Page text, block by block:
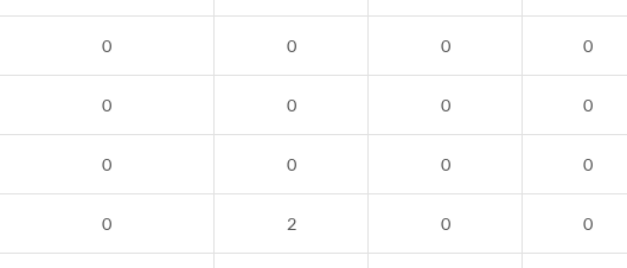
0 0 0 0
0 0 0 0
0 0 0 0
0 2 0 0